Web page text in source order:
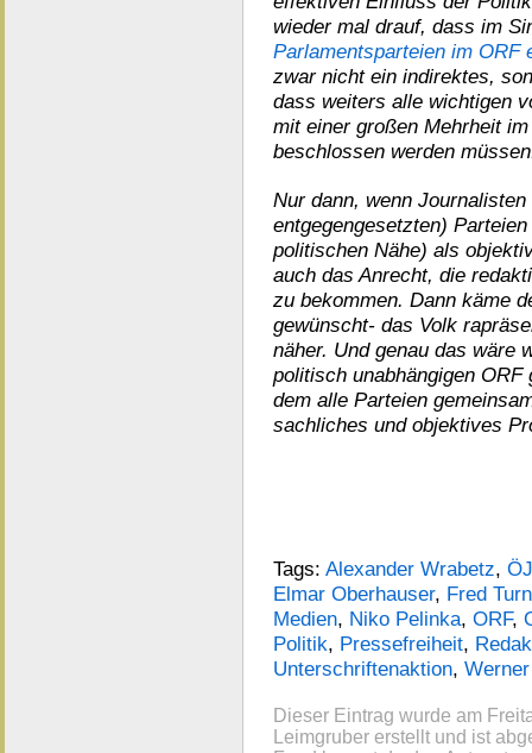
wieder mal drauf, dass im
Parlamentsparteien im ORF
zwar nicht ein indirektes,
dass weiters alle wichtigen
mit einer großen Mehrheit
beschlossen werden
Nur dann, wenn
entgegengesetzten)
politischen Nähe) als
auch das Anrecht, die
zu bekommen. Dann käme
gewünscht- das Volk
näher. Und genau das wäre
politisch unabhängigen
dem alle Parteien
sachliches und objektives
Tags: Alexander Wrabetz,
Elmar Oberhauser, Fred
Medien, Niko Pelinka, ORF,
Politik, Pressefreiheit,
Unterschriftenaktion,
Dieser Eintrag wurde am
Leimgruber erstellt und ist